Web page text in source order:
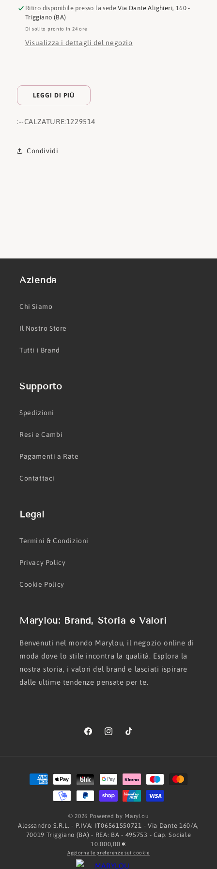
Ritiro disponibile presso la sedeVia Dante Alighieri, 160 -
Triggiano (BA)
Di solito pronto in 24 ore
Visualizza i dettagli del negozio
LEGGI DI PIÙ
:--CALZATURE:1229514
Condividi
Azienda
Chi Siamo
Il Nostro Store
Tutti i Brand
Supporto
Spedizioni
Resi e Cambi
Pagamenti a Rate
Contattaci
Legal
Termini & Condizioni
Privacy Policy
Cookie Policy
Marylou: Brand, Storia e Valori
Benvenuti nel mondo Marylou, il negozio online di
moda dove lo stile incontra la qualità. Esplora la
nostra storia, i valori del brand e lasciati ispirare
dalle ultime tendenze pensate per te.
FacebookInstagramTikTok
Metodi
di
pagamento
© 2026 Powered by Marylou
Alessandro S.R.L. - P.IVA: IT06561550721 - Via Dante 160/A,
70019 Triggiano (BA) - REA: BA - 495753 - Cap. Sociale
10.000,00 €
Aggiorna le preferenze sui cookie